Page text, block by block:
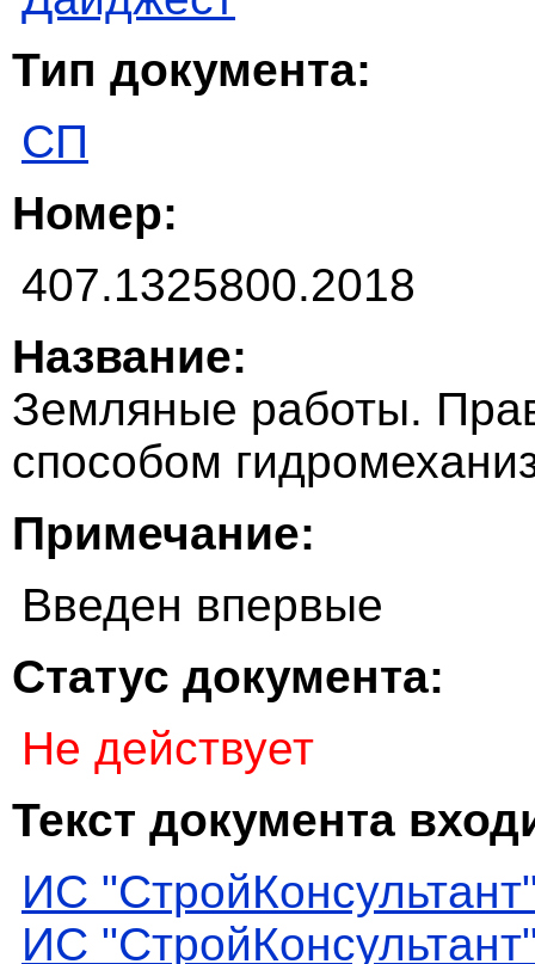
Тип документа:
СП
Номер:
407.1325800.2018
Название:
Земляные работы.
способом
Примечание:
Введен впервые
Статус документа:
Не действует
Текст документа
ИС
ИС